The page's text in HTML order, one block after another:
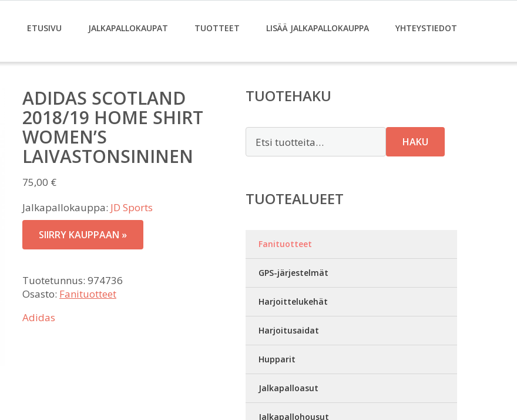
ETUSIVU JALKAPALLOKAUPAT TUOTTEET LISÄÄ JALKAPALLOKAUPPA YHTEYSTIEDOT
ADIDAS SCOTLAND
2018/19 HOME SHIRT
WOMEN’S
LAIVASTONSININEN
75,00 €
Jalkapallokauppa: JD Sports
SIIRRY KAUPPAAN »
Tuotetunnus: 974736
Osasto: Fanituotteet
Adidas
TUOTEHAKU
HAKU
TUOTEALUEET
Fanituotteet
GPS-järjestelmät
Harjoittelukehät
Harjoitusaidat
Hupparit
Jalkapalloasut
Jalkapallohousut